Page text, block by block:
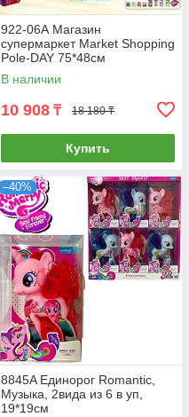
922-06А Магазин
супермаркет Market Shopping
Pole-DAY 75*48см
В наличии
10 908 ₸ 18 180 ₸
Купить
–40%
8845A Единорог Romantic,
Музыка, 2вида из 6 в уп,
19*19см